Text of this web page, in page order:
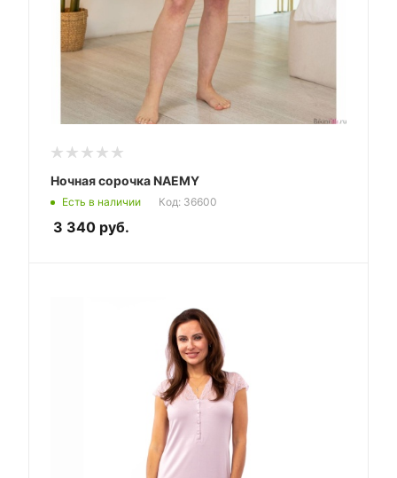
Ночная сорочка NAEMY
Есть в наличии Код: 36600
3 340 руб.